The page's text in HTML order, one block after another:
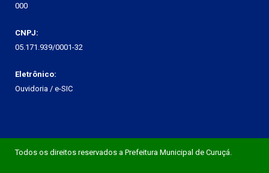
000
CNPJ:
05.171.939/0001-32
Eletrônico:
Ouvidoria / e-SIC
Todos os direitos reservados a Prefeitura Municipal de Curuçá.